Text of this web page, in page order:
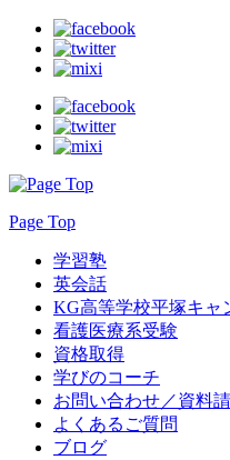
Page Top
学習塾
英会話
KG高等学校平塚キャ
看護医療系受験
資格取得
学びのコーチ
お問い合わせ／資料
よくあるご質問
ブログ